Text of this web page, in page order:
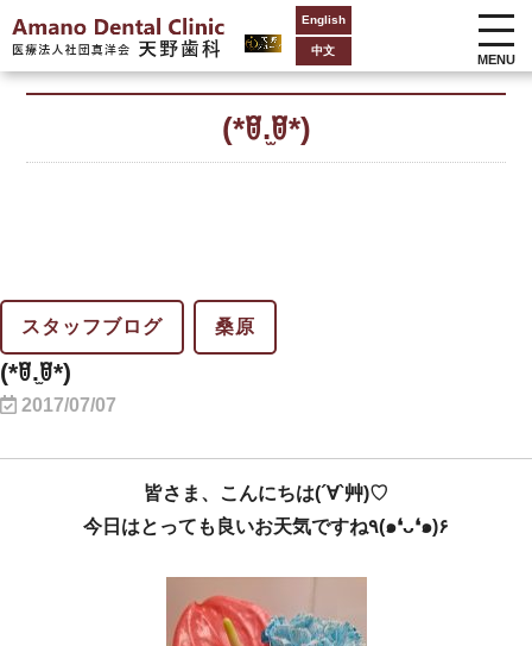
English
中文
MENU
(*ꆤ.̫ꆤ*)
スタッフブログ 桑原
(*ꆤ.̫ꆤ*)
2017/07/07
皆さま、こんにちは(´∀`艸)♡
今日はとっても良いお天気ですね٩(๑❛ᴗ❛๑)۶